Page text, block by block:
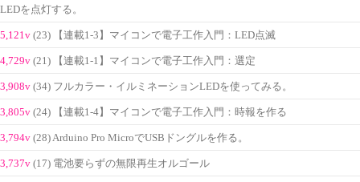
LEDを点灯する。
5,121v (23) 【連載1-3】マイコンで電子工作入門：LED点滅
4,729v (21) 【連載1-1】マイコンで電子工作入門：選定
3,908v (34) フルカラー・イルミネーションLEDを使ってみる。
3,805v (24) 【連載1-4】マイコンで電子工作入門：時報を作る
3,794v (28) Arduino Pro MicroでUSBドングルを作る。
3,737v (17) 電池要らずの無限再生オルゴール